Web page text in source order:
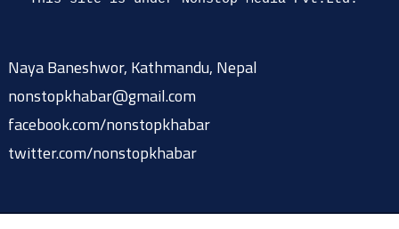
Naya Baneshwor, Kathmandu, Nepal
nonstopkhabar@gmail.com
facebook.com/nonstopkhabar
twitter.com/nonstopkhabar